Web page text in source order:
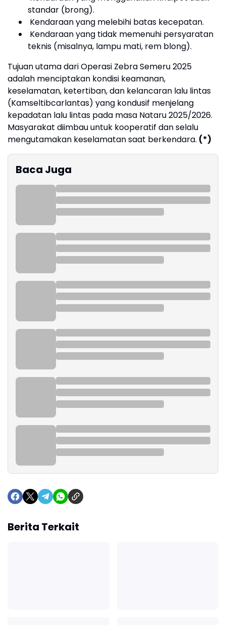
standar (brong).
Kendaraan yang melebihi batas kecepatan.
Kendaraan yang tidak memenuhi persyaratan
teknis (misalnya, lampu mati, rem blong).
Tujuan utama dari Operasi Zebra Semeru 2025
adalah menciptakan kondisi keamanan,
keselamatan, ketertiban, dan kelancaran lalu lintas
(Kamseltibcarlantas) yang kondusif menjelang
kepadatan lalu lintas pada masa Nataru 2025/2026.
Masyarakat diimbau untuk kooperatif dan selalu
mengutamakan keselamatan saat berkendara. (*)
Baca Juga
Berita Terkait